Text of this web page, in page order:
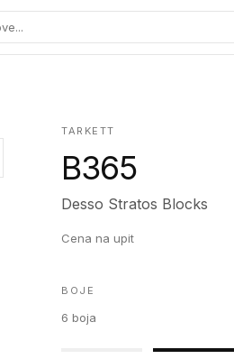
TARKETT
B365
Desso Stratos Blocks
Cena na upit
BOJE
6 boja